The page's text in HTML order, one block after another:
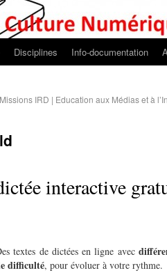
Disciplines Info-documentation
Missions IRD | Education aux Médias et à
interactive
textes de dictées en ligne avec
difficulté, pour évoluer à votre rythme.